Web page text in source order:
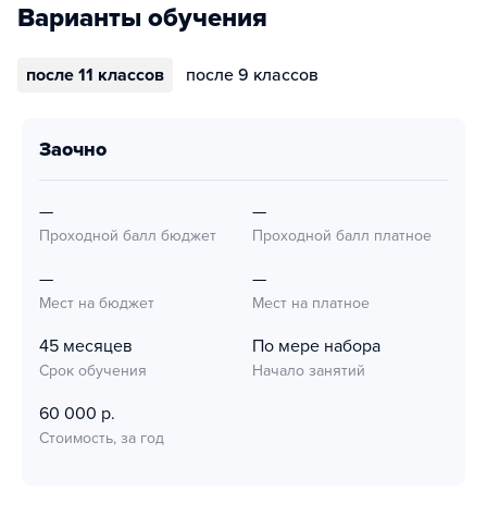
Варианты обучения
после 11 классов после 9 классов
заочно
—
Проходной балл бюджет
—
Проходной балл платное
—
Мест на бюджет
—
Мест на платное
45 месяцев
Срок обучения
По мере набора
Начало занятий
60 000 р.
Стоимость, за год